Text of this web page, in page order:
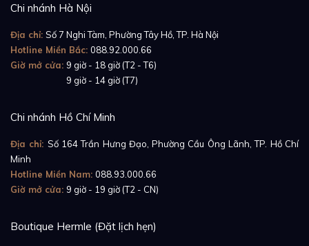
Chi nhánh Hà Nội
Địa chỉ: Số 7 Nghi Tàm, Phường Tây Hồ, TP. Hà Nội
Hotline Miền Bắc: 088.92.000.66
Giờ mở cửa: 9 giờ - 18 giờ (T2 - T6)
9 giờ - 14 giờ (T7)
Chi nhánh Hồ Chí Minh
Địa chỉ: Số 164 Trần Hưng Đạo, Phường Cầu Ông Lãnh, TP. Hồ Chí
Minh
Hotline Miền Nam: 088.93.000.66
Giờ mở cửa: 9 giờ - 19 giờ (T2 - CN)
Boutique Hermle (Đặt lịch hẹn)